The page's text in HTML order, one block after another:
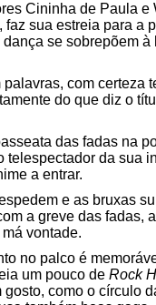
Cininha de Paula
faz sua estreia para a
se sobrepõem
com
do que diz o
das fadas na
telespectador da sua
a entrar.
e as bruxas
a greve das fadas,
vontade.
no palco é
um pouco de Rock
como o círculo